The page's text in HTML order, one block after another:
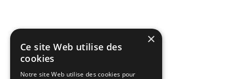
×
Ce site Web utilise des
cookies
Notre site Web utilise des cookies pour